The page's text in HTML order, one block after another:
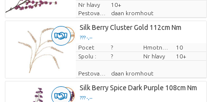
Nr hlavy
10+
daan kromhout
Silk Berry Cluster Gold 112cm Nm
??? -,--
Cena za kus
Pocet ?
10
Spolu :
? Nr hlavy 10+
daan kromhout
Silk Berry Spice Dark Purple 108cm Nm
??? -,--